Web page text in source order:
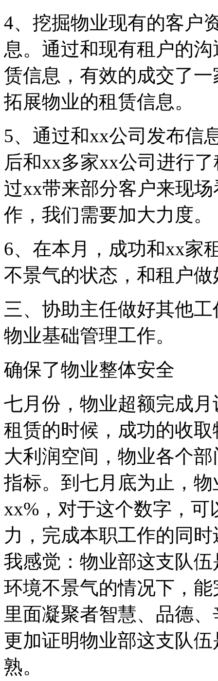
4、挖掘物业现有的客户
息。通过和现有租户的
赁信息，有效的成交了
拓展物业的租赁信息。
5、通过和xx公司发布信
后和xx多家xx公司进行
过xx带来部分客户来现
作，我们需要加大力度。
6、在本月，成功和xx家
不景气的状态，和租户
三、协助主任做好其他
物业基础管理工作。
确保了物业整体安全
七月份，物业超额完成
租赁的时候，成功的收
大利润空间，物业各个
指标。到七月底为止，
xx%，对于这个数字，
力，完成本职工作的同
我感觉：物业部这支队
环境不景气的情况下，
里面凝聚者智慧、品德
更加证明物业部这支队
熟。